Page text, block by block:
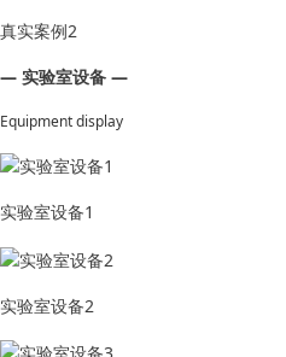
真实案例2
— 实验室设备 —
Equipment display
实验室设备1
实验室设备2